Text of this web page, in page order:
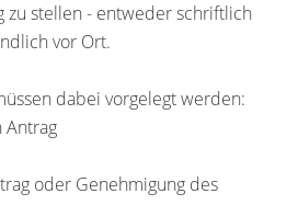
zu stellen - entweder schriftlich
vor Ort.
dabei vorgelegt werden:
Antrag
oder Genehmigung des